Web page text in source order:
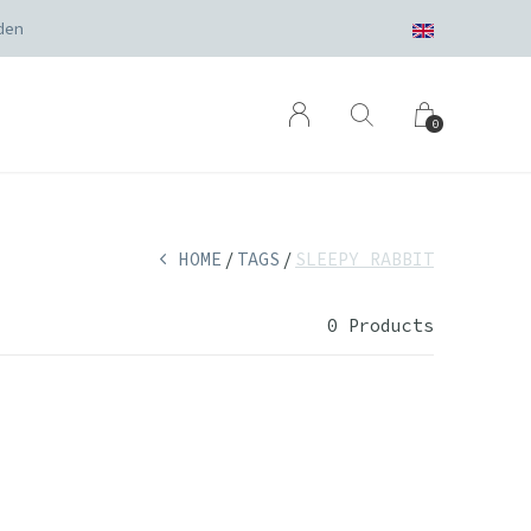
0
HOME TAGS SLEEPY RABBIT
0 Products